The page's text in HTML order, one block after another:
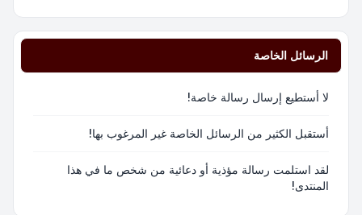
الرسائل الخاصة
لا أستطيع إرسال رسالة خاصة!
أستقبل الكثير من الرسائل الخاصة غير المرغوب بها!
لقد استلمت رسالة مؤذية أو دعائية من شخص ما في هذا
المنتدى!